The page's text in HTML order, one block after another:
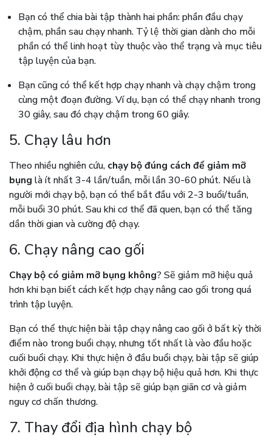
Bạn có thể chia bài tập thành hai phần: phần đầu chạy
chậm, phần sau chạy nhanh. Tỷ lệ thời gian dành cho mỗi
phần có thể linh hoạt tùy thuộc vào thể trạng và mục tiêu
tập luyện của bạn.
Bạn cũng có thể kết hợp chạy nhanh và chạy chậm trong
cùng một đoạn đường. Ví dụ, bạn có thể chạy nhanh trong
30 giây, sau đó chạy chậm trong 60 giây.
5. Chạy lâu hơn
Theo nhiều nghiên cứu, chạy bộ đúng cách để giảm mỡ
bụng là ít nhất 3-4 lần/tuần, mỗi lần 30-60 phút. Nếu là
người mới chạy bộ, bạn có thể bắt đầu với 2-3 buổi/tuần,
mỗi buổi 30 phút. Sau khi cơ thể đã quen, bạn có thể tăng
dần thời gian và cường độ chạy.
6. Chạy nâng cao gối
Chạy bộ có giảm mỡ bụng không? Sẽ giảm mỡ hiệu quả
hơn khi bạn biết cách kết hợp chạy nâng cao gối trong quá
trình tập luyện.
Bạn có thể thực hiện bài tập chạy nâng cao gối ở bất kỳ thời
điểm nào trong buổi chạy, nhưng tốt nhất là vào đầu hoặc
cuối buổi chạy. Khi thực hiện ở đầu buổi chạy, bài tập sẽ giúp
khởi động cơ thể và giúp bạn chạy bộ hiệu quả hơn. Khi thực
hiện ở cuối buổi chạy, bài tập sẽ giúp bạn giãn cơ và giảm
nguy cơ chấn thương.
7. Thay đổi địa hình chạy bộ